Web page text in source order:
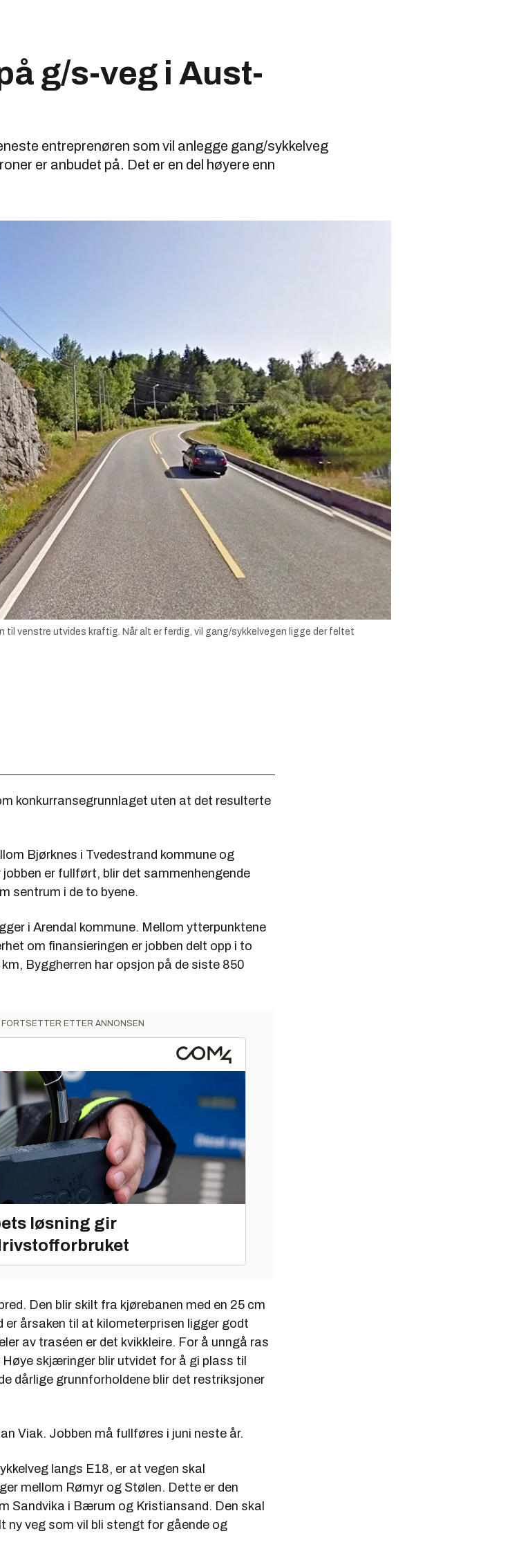
g/s-veg i Aust-
entreprenøren som vil anlegge gang/sykkelveg
er anbudet på. Det er en del høyere enn
til venstre utvides kraftig. Når alt er ferdig, vil gang/sykkelvegen ligge der feltet
konkurransegrunnlaget uten at det resulterte
Bjørknes i Tvedestrand kommune og
jobben er fullført, blir det sammenhengende
sentrum i de to byene.
i Arendal kommune. Mellom ytterpunktene
om finansieringen er jobben delt opp i to
Byggherren har opsjon på de siste 850
FORTSETTER ETTER ANNONSEN
løsning gir
Den blir skilt fra kjørebanen med en 25 cm
årsaken til at kilometerprisen ligger godt
av traséen er det kvikkleire. For å unngå ras
skjæringer blir utvidet for å gi plass til
dårlige grunnforholdene blir det restriksjoner
Viak. Jobben må fullføres i juni neste år.
langs E18, er at vegen skal
mellom Rømyr og Stølen. Dette er den
Sandvika i Bærum og Kristiansand. Den skal
ny veg som vil bli stengt for gående og